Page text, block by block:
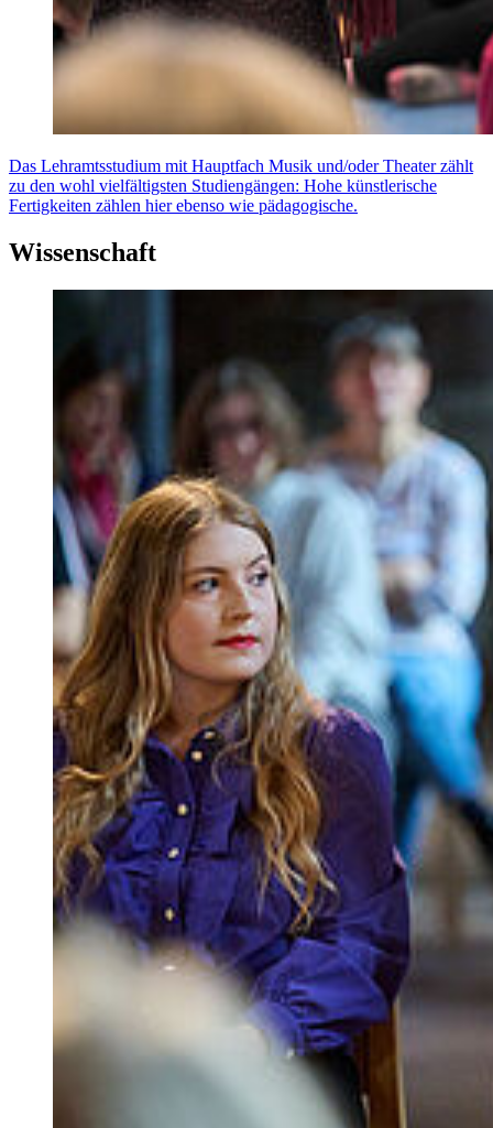
Das Lehramtsstudium mit Hauptfach Musik und/oder Theater zählt
zu den wohl vielfältigsten Studiengängen: Hohe künstlerische
Fertigkeiten zählen hier ebenso wie pädagogische.
Wissenschaft